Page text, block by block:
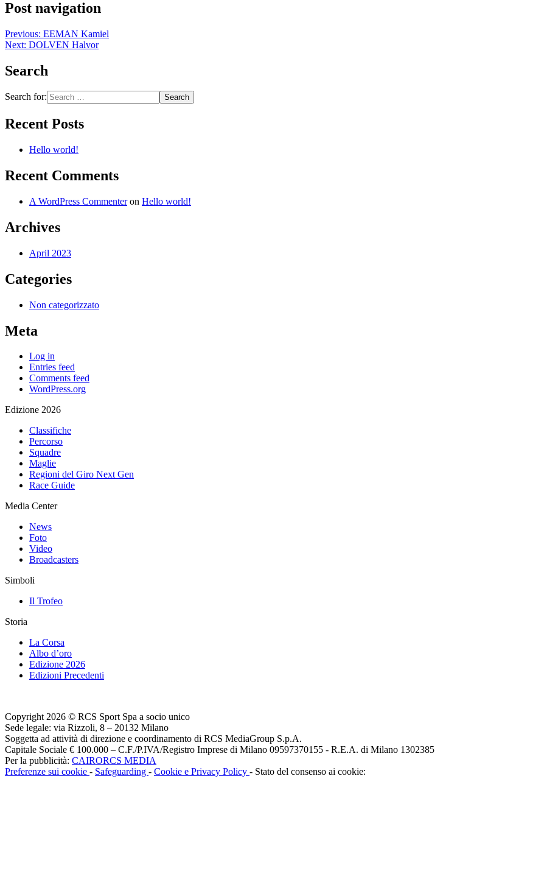
Post navigation
Previous: EEMAN Kamiel
Next: DOLVEN Halvor
Search
Search for:
Recent Posts
Hello world!
Recent Comments
A WordPress Commenteron Hello world!
Archives
April 2023
Categories
Non categorizzato
Meta
Log in
Entries feed
Comments feed
WordPress.org
Edizione 2026
Classifiche
Percorso
Squadre
Maglie
Regioni del Giro Next Gen
Race Guide
Media Center
News
Foto
Video
Broadcasters
Simboli
Il Trofeo
Storia
La Corsa
Albo d’oro
Edizione 2026
Edizioni Precedenti
Copyright 2026 © RCS Sport Spa a socio unico
Sede legale: via Rizzoli, 8 – 20132 Milano
Soggetta ad attività di direzione e coordinamento di RCS MediaGroup S.p.A.
Capitale Sociale € 100.000 – C.F./P.IVA/Registro Imprese di Milano 09597370155 - R.E.A. di Milano 1302385
Per la pubblicità: CAIRORCS MEDIA
Preferenze sui cookie - Safeguarding - Cookie e Privacy Policy - Stato del consenso ai cookie: